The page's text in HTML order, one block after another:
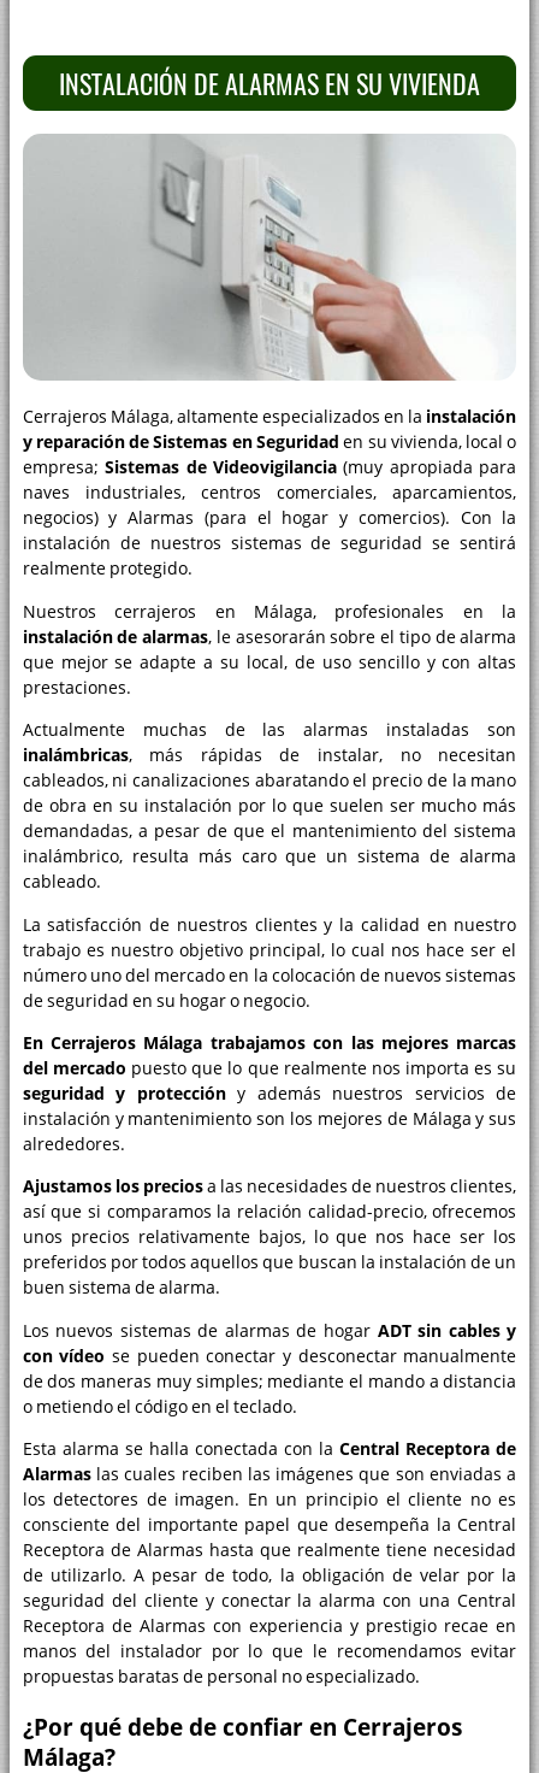
INSTALACIÓN DE ALARMAS EN SU VIVIENDA
Cerrajeros Málaga, altamente especializados en la instalación
y reparación de Sistemas en Seguridaden su vivienda, local o
empresa;Sistemas de Videovigilancia (muy apropiada para
naves industriales, centros comerciales, aparcamientos,
negocios) y Alarmas (para el hogar y comercios). Con la
instalación de nuestros sistemas de seguridad se sentirá
realmente protegido.
Nuestros cerrajeros en Málaga, profesionales en la
instalación de alarmas, le asesorarán sobre el tipo de alarma
que mejor se adapte a su local, de uso sencillo y con altas
prestaciones.
Actualmente muchas de las alarmas instaladas son
inalámbricas, más rápidas de instalar, no necesitan
cableados, ni canalizaciones abaratando el precio de la mano
de obra en su instalación por lo que suelen ser mucho más
demandadas, a pesar de que el mantenimiento del sistema
inalámbrico, resulta más caro que un sistema de alarma
cableado.
La satisfacción de nuestros clientes y la calidad en nuestro
trabajo es nuestro objetivo principal, lo cual nos hace ser el
número uno del mercado en la colocación de nuevos sistemas
de seguridad en su hogar o negocio.
En Cerrajeros Málaga trabajamos con las mejores marcas
del mercado puesto que lo que realmente nos importa es su
seguridad y proteccióny además nuestros servicios de
instalación y mantenimiento son los mejores de Málaga y sus
alrededores.
Ajustamos los preciosa las necesidades de nuestros clientes,
así que si comparamos la relación calidad-precio, ofrecemos
unos precios relativamente bajos, lo que nos hace ser los
preferidos por todos aquellos que buscan la instalación de un
buen sistema de alarma.
Los nuevos sistemas de alarmas de hogar ADT sin cables y
con vídeo se pueden conectar y desconectar manualmente
de dos maneras muy simples; mediante el mando a distancia
o metiendo el código en el teclado.
Esta alarma se halla conectada con laCentral Receptora de
Alarmaslas cuales reciben las imágenes que son enviadas a
los detectores de imagen. En un principio el cliente no es
consciente del importante papel que desempeña la Central
Receptora de Alarmas hasta que realmente tiene necesidad
de utilizarlo. A pesar de todo, la obligación de velar por la
seguridad del cliente y conectar la alarma con una Central
Receptora de Alarmas con experiencia y prestigio recae en
manos del instalador por lo que le recomendamos evitar
propuestas baratas de personal no especializado.
¿Por qué debe de confiar en Cerrajeros
Málaga?